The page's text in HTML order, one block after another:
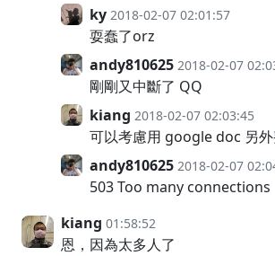
ky 2018-02-07 02:01:57
耍蠢了orz
andy810625 2018-02-07
剛剛又中斷了 QQ
kiang 2018-02-07 02:03:45
可以考慮用 google doc 另
andy810625 2018-02-07
503 Too many connections
kiang 01:58:52
恩，因為太多人了